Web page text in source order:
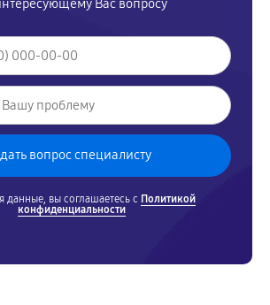
Вас вопросу
данные, вы соглашаетесь с Политикой
конфиденциальности